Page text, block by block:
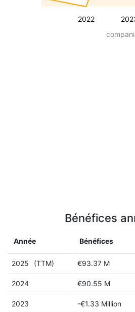
2022
Bénéfices
Année Bénéfices
2025 (TTM) €93.37 M
2024 €90.55 M
2023 -€1.33 Million